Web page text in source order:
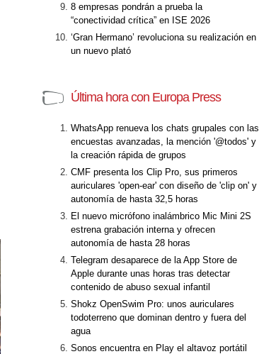
8 empresas pondrán a prueba la
“conectividad crítica” en ISE 2026
‘Gran Hermano’ revoluciona su realización en
un nuevo plató
Última hora con Europa Press
WhatsApp renueva los chats grupales con las
encuestas avanzadas, la mención '@todos' y
la creación rápida de grupos
CMF presenta los Clip Pro, sus primeros
auriculares 'open-ear' con diseño de 'clip on' y
autonomía de hasta 32,5 horas
El nuevo micrófono inalámbrico Mic Mini 2S
estrena grabación interna y ofrecen
autonomía de hasta 28 horas
Telegram desaparece de la App Store de
Apple durante unas horas tras detectar
contenido de abuso sexual infantil
Shokz OpenSwim Pro: unos auriculares
todoterreno que dominan dentro y fuera del
agua
Sonos encuentra en Play el altavoz portátil